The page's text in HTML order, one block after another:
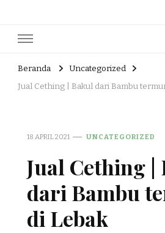
Beranda
Uncategorized
Jual Cething | Bakul dari Bambu
18 APRIL 2021 UNCATEGORIZED
Jual Cething |
dari Bambu
di Lebak